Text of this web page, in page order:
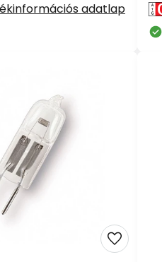
adatlap